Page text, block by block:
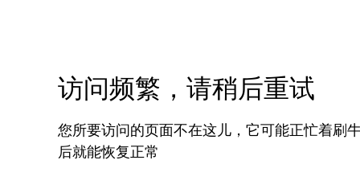
访问频繁，请稍后重试
您所要访问的页面不在这儿，它可能正忙着刷
后就能恢复正常